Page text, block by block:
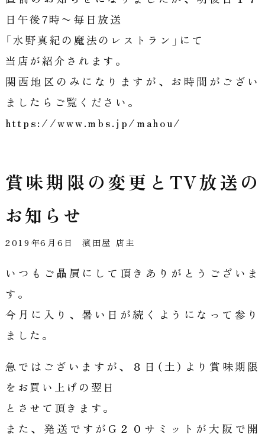
日午後7時〜毎日放送
「水野真紀の魔法のレストラン」にて
当店が紹介されます。
関西地区のみになりますが、お時間がござい
ましたらご覧ください。
https://www.mbs.jp/mahou/
賞味期限の変更とTV放送の
お知らせ
2019年6月6日 濱田屋 店主
いつもご贔屓にして頂きありがとうございま
す。
今月に入り、暑い日が続くようになって参り
ました。
急ではございますが、８日（土）より賞味期限
をお買い上げの翌日
とさせて頂きます。
また、発送ですがG２０サミットが大阪で開